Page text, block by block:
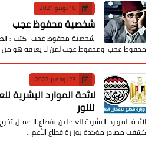
10 يونيو 2021
شخصية محفوظ عجب
شخصية محفوظ عجب كتب :
محفوظ عجب ومحفوظ عجب لمن لا يعرفه هو من
23 نوفمبر 2022
لائحة الموارد البشرية
للنور
لائحة الموارد البشرية للعاملين بقطاع الاعمال
كشفت مصادر مؤكدة بوزارة قطاع الأعم…